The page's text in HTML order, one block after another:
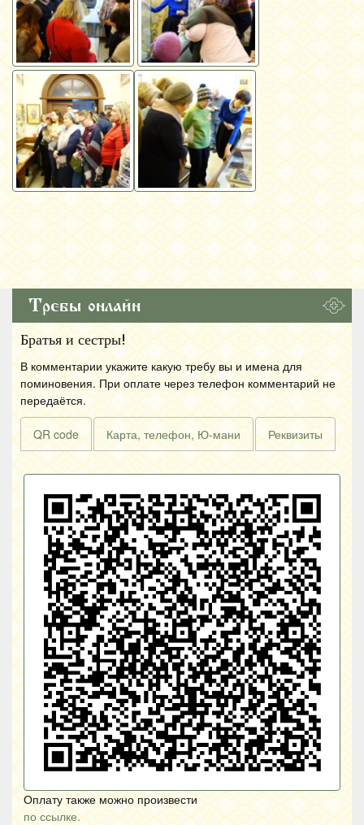
Требы онлайн
Братья и сестры!
В комментарии укажите какую требу вы и имена для
поминовения. При оплате через телефон комментарий не
передаётся.
QR code Карта, телефон, Ю-мани Реквизиты
Оплату также можно произвести
по ссылке.